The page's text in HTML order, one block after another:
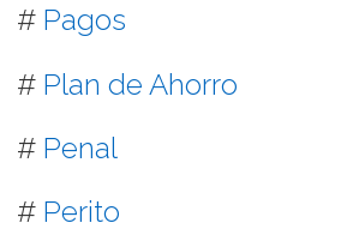
# Pagos
# Plan de Ahorro
# Penal
# Perito